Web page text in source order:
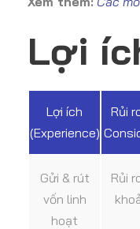
Lợi
Lợi ích
(Experience)
Rủi
Gửi & rút
vốn linh
hoạt
Rủi